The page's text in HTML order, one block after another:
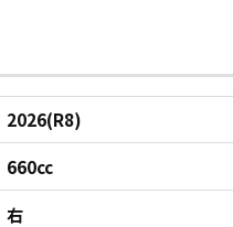
2026(R8)
660cc
右